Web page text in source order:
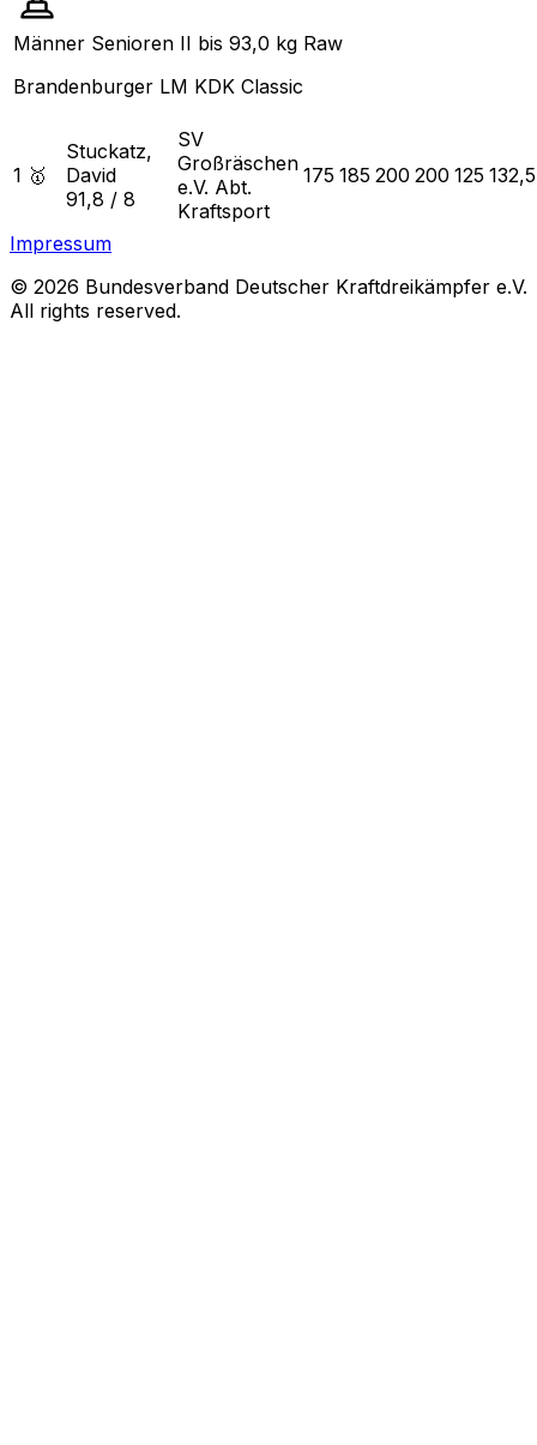
Männer Senioren II bis 93,0 kg Raw
Brandenburger LM KDK Classic
1 🥇
Stuckatz,
David
91,8 / 8
SV
Großräschen
e.V. Abt.
Kraftsport
175 185 200 200 125 132,5
Impressum
© 2026 Bundesverband Deutscher Kraftdreikämpfer e.V.
All rights reserved.